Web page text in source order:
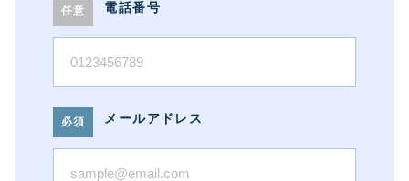
電話番号
メールアドレス